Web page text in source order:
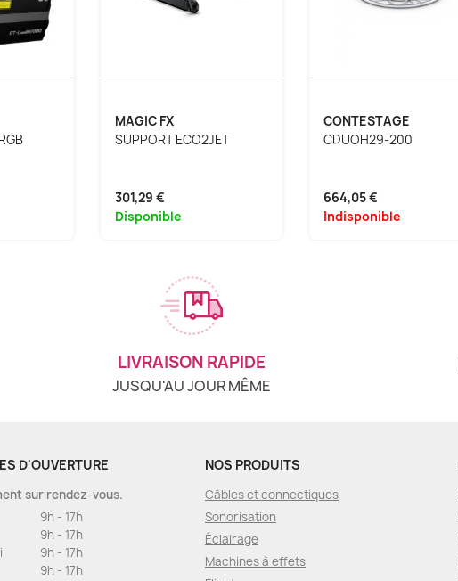
MAGIC FX
SUPPORT ECO2JET
301,29 €
Disponible
CONTESTAGE
CDUOH29-200
664,05 €
Indisponible
LIVRAISON RAPIDE
JUSQU'AU JOUR MÊME
D'OUVERTURE
sur rendez-vous.
9h - 17h
9h - 17h
9h - 17h
9h - 17h
NOS PRODUITS
Câbles et connectiques
Sonorisation
Éclairage
Machines à effets